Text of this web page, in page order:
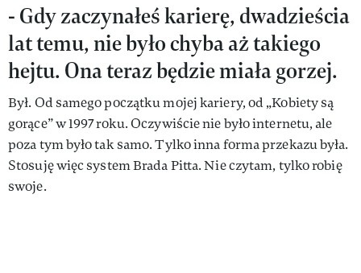
- Gdy zaczynałeś karierę, dwadzieścia
lat temu, nie było chyba aż takiego
hejtu. Ona teraz będzie miała gorzej.
Był. Od samego początku mojej kariery, od „Kobiety są
gorące” w 1997 roku. Oczywiście nie było internetu, ale
poza tym było tak samo. Tylko inna forma przekazu była.
Stosuję więc system Brada Pitta. Nie czytam, tylko robię
swoje.